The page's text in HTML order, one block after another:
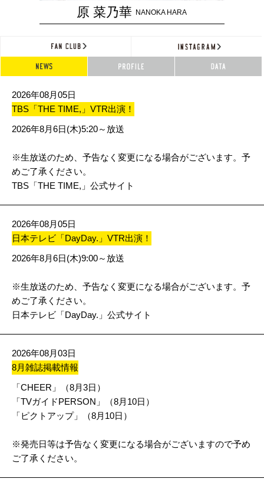
原 菜乃華 NANOKA HARA
2026年08月05日
TBS「THE TIME,」VTR出演！
2026年8月6日(木)5:20～放送
※生放送のため、予告なく変更になる場合がございます。予
めご了承ください。
TBS「THE TIME,」公式サイト
2026年08月05日
日本テレビ「DayDay.」VTR出演！
2026年8月6日(木)9:00～放送
※生放送のため、予告なく変更になる場合がございます。予
めご了承ください。
日本テレビ「DayDay.」公式サイト
2026年08月03日
8月雑誌掲載情報
「CHEER」（8月3日）
「TVガイドPERSON」（8月10日）
「ピクトアップ」（8月10日）
※発売日等は予告なく変更になる場合がございますので予め
ご了承ください。